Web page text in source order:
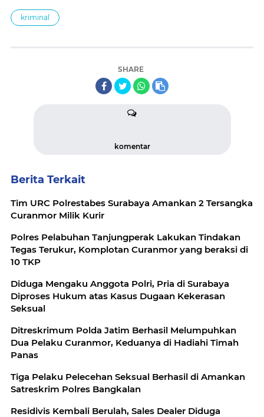
kriminal
SHARE
komentar
Berita Terkait
Tim URC Polrestabes Surabaya Amankan 2 Tersangka
Curanmor Milik Kurir
Polres Pelabuhan Tanjungperak Lakukan Tindakan
Tegas Terukur, Komplotan Curanmor yang beraksi di
10 TKP
Diduga Mengaku Anggota Polri, Pria di Surabaya
Diproses Hukum atas Kasus Dugaan Kekerasan
Seksual
Ditreskrimum Polda Jatim Berhasil Melumpuhkan
Dua Pelaku Curanmor, Keduanya di Hadiahi Timah
Panas
Tiga Pelaku Pelecehan Seksual Berhasil di Amankan
Satreskrim Polres Bangkalan
Residivis Kembali Berulah, Sales Dealer Diduga